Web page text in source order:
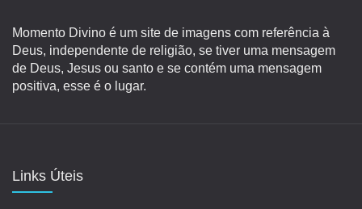
Momento Divino é um site de imagens com referência à
Deus, independente de religião, se tiver uma mensagem
de Deus, Jesus ou santo e se contém uma mensagem
positiva, esse é o lugar.
Links Úteis